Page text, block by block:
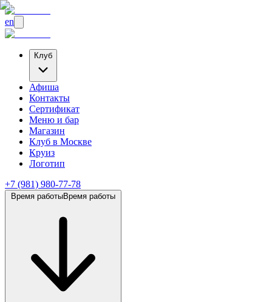
en
Клуб
Афиша
Контакты
Сертификат
Меню и бар
Магазин
Клуб в Москве
Круиз
Логотип
+7 (981) 980-77-78
Время работыВремя работы